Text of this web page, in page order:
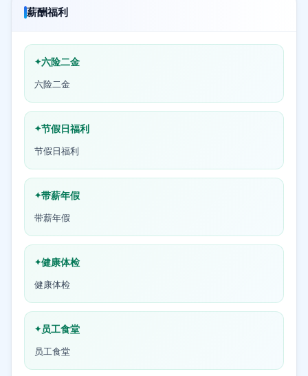
薪酬福利
六险二金
六险二金
节假日福利
节假日福利
带薪年假
带薪年假
健康体检
健康体检
员工食堂
员工食堂